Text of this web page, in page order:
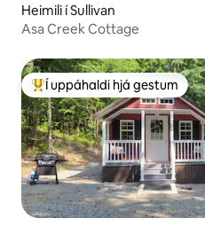
Heimili í Sullivan
Asa Creek Cottage
Í mestu uppáhaldi hjá gestum
Í uppáhaldi hjá gestum